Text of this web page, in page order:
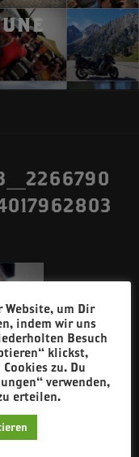
Website, um Dir
indem wir uns
Besuch
klickst,
zu. Du
verwenden,
erteilen.